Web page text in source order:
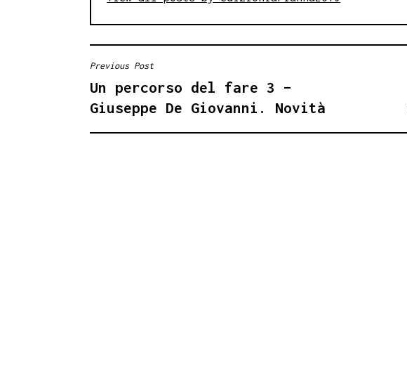
NAVIGAZIONE
ARTICOLI
Previous Post
Un percorso del fare 3 –
Giuseppe De Giovanni. Novità